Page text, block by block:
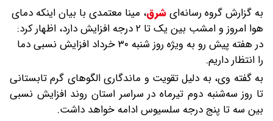
به گزارش گروه رسانه‌ایشرق، مینا معتمدی با بیان اینکه دمای
هوا امروز و امشب بین یک تا ۲ درجه افزایش دارد، اظهار کرد:
در هفته پیش رو به ویژه روز شنبه ۳۰ خرداد افزایش نسبی دما
را انتظار داریم.
به گفته وی، به دلیل تقویت و ماندگاری الگوهای گرم تابستانی
تا روز سه‌شنبه دوم تیرماه در سراسر استان روند افزایش نسبی
بین سه تا پنج درجه سلسیوس ادامه خواهد داشت.